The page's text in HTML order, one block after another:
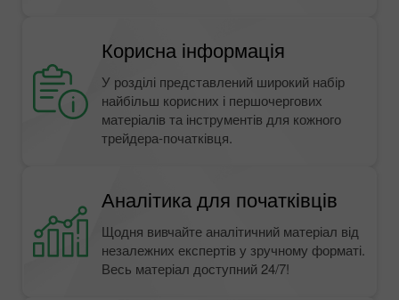
Корисна інформація
У розділі представлений широкий набір
найбільш корисних і першочергових
матеріалів та інструментів для кожного
трейдера-початківця.
Аналітика для початківців
Щодня вивчайте аналітичний матеріал від
незалежних експертів у зручному форматі.
Весь матеріал доступний 24/7!